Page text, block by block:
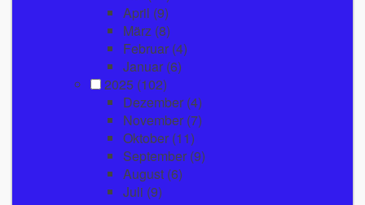
April (9)
März (8)
Februar (4)
Januar (6)
2025 (102)
Dezember (4)
November (7)
Oktober (11)
September (9)
August (6)
Juli (9)